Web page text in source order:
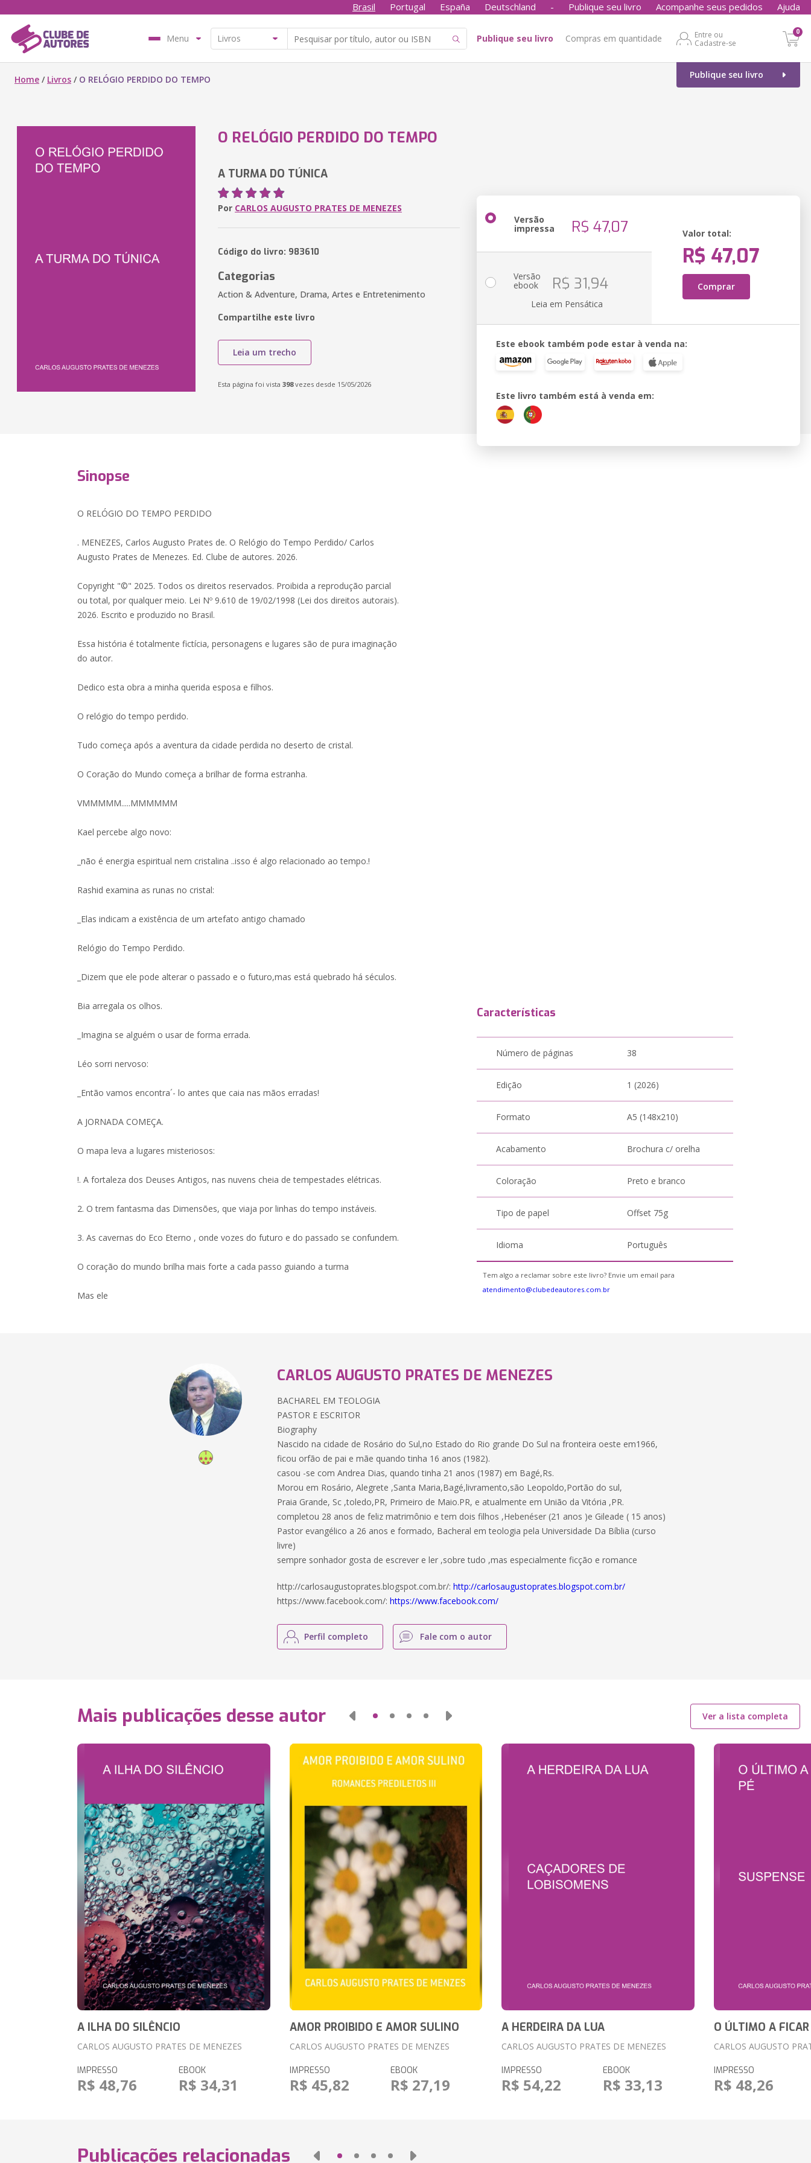
Brasil Portugal España Deutschland - Publique seu livro Acompanhe seus pedidos Ajuda
Menu Publique seu livro Compras em quantidade
Entre ou
Cadastre-se
0
Publique seu livro
Home / Livros / O RELÓGIO PERDIDO DO TEMPO
O RELÓGIO PERDIDO DO TEMPO
A TURMA DO TÚNICA
Por CARLOS AUGUSTO PRATES DE MENEZES
Código do livro: 983610
Categorias
Action & Adventure, Drama, Artes e Entretenimento
Compartilhe este livro
Leia um trecho
Esta página foi vista 398vezes desde 15/05/2026
Versão
impressa R$ 47,07 Valor total:
R$ 47,07
Comprar
Versão
ebook R$ 31,94
Leia em Pensática
Este ebook também pode estar à venda na:
Este livro também está à venda em:
Sinopse
O RELÓGIO DO TEMPO PERDIDO
. MENEZES, Carlos Augusto Prates de. O Relógio do Tempo Perdido/ Carlos
Augusto Prates de Menezes. Ed. Clube de autores. 2026.
Copyright "©" 2025. Todos os direitos reservados. Proibida a reprodução parcial
ou total, por qualquer meio. Lei Nº 9.610 de 19/02/1998 (Lei dos direitos autorais).
2026. Escrito e produzido no Brasil.
Essa história é totalmente fictícia, personagens e lugares são de pura imaginação
do autor.
Dedico esta obra a minha querida esposa e filhos.
O relógio do tempo perdido.
Tudo começa após a aventura da cidade perdida no deserto de cristal.
O Coração do Mundo começa a brilhar de forma estranha.
VMMMMM.....MMMMMM
Kael percebe algo novo:
_não é energia espiritual nem cristalina ..isso é algo relacionado ao tempo.!
Rashid examina as runas no cristal:
_Elas indicam a existência de um artefato antigo chamado
Relógio do Tempo Perdido.
_Dizem que ele pode alterar o passado e o futuro,mas está quebrado há séculos.
Bia arregala os olhos.
_Imagina se alguém o usar de forma errada.
Léo sorri nervoso:
_Então vamos encontra´- lo antes que caia nas mãos erradas!
A JORNADA COMEÇA.
O mapa leva a lugares misteriosos:
!. A fortaleza dos Deuses Antigos, nas nuvens cheia de tempestades elétricas.
2. O trem fantasma das Dimensões, que viaja por linhas do tempo instáveis.
3. As cavernas do Eco Eterno , onde vozes do futuro e do passado se confundem.
O coração do mundo brilha mais forte a cada passo guiando a turma
Mas ele
Características
Número de páginas 38
Edição 1 (2026)
Formato A5 (148x210)
Acabamento Brochura c/ orelha
Coloração Preto e branco
Tipo de papel Offset 75g
Idioma Português
Tem algo a reclamar sobre este livro? Envie um email para
atendimento@clubedeautores.com.br
CARLOS AUGUSTO PRATES DE MENEZES
BACHAREL EM TEOLOGIA
PASTOR E ESCRITOR
Biography
Nascido na cidade de Rosário do Sul,no Estado do Rio grande Do Sul na fronteira oeste em1966,
ficou orfão de pai e mãe quando tinha 16 anos (1982).
casou -se com Andrea Dias, quando tinha 21 anos (1987) em Bagé,Rs.
Morou em Rosário, Alegrete ,Santa Maria,Bagé,livramento,são Leopoldo,Portão do sul,
Praia Grande, Sc ,toledo,PR, Primeiro de Maio.PR, e atualmente em União da Vitória ,PR.
completou 28 anos de feliz matrimônio e tem dois filhos ,Hebenéser (21 anos )e Gileade ( 15 anos)
Pastor evangélico a 26 anos e formado, Bacheral em teologia pela Universidade Da Bíblia (curso
livre)
sempre sonhador gosta de escrever e ler ,sobre tudo ,mas especialmente ficção e romance
http://carlosaugustoprates.blogspot.com.br/:http://carlosaugustoprates.blogspot.com.br/
https://www.facebook.com/:https://www.facebook.com/
Perfil completo Fale com o autor
Mais publicações desse autor Ver a lista completa
A ILHA DO SILÊNCIO
CARLOS AUGUSTO PRATES DE MENEZES
IMPRESSO
R$ 48,76
EBOOK
R$ 34,31
AMOR PROIBIDO E AMOR SULINO
CARLOS AUGUSTO PRATES DE MENZES
IMPRESSO
R$ 45,82
EBOOK
R$ 27,19
A HERDEIRA DA LUA
CARLOS AUGUSTO PRATES DE MENEZES
IMPRESSO
R$ 54,22
EBOOK
R$ 33,13
O ÚLTIMO A
CARLOS AUGUSTO
IMPRESSO
R$ 48,26
Publicações relacionadas